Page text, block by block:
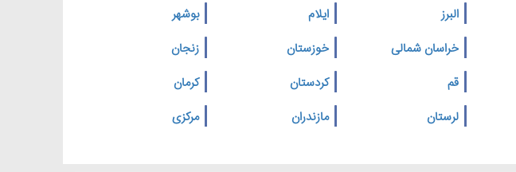
البرز ایلام
بوشهر
خراسان شمالی خوزستان
زنجان
قم کردستان
کرمان
لرستان مازندران
مرکزی